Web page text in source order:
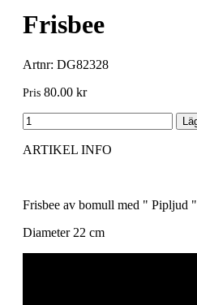
Frisbee
Artnr: DG82328
Pris 80.00 kr
ARTIKEL INFO
Frisbee av bomull med " Pipljud "
Diameter 22 cm